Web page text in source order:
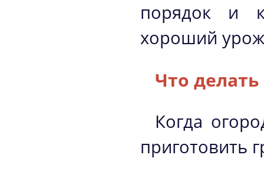
порядок и
хороший
Что
Когда
приготовить